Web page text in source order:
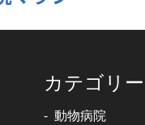
カテゴリー
動物病院